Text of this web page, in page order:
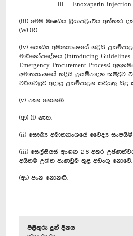
III. Enoxaparin injection 4000
(iii) මෙම ඖෂධය ලියාපදිංචිය අත්හැර
(WOR)
(iv) සෞඛ්‍ය අමාත්‍යාංශයේ හදිසි
මාර්ගෝපදේශය (Introducing Guidelines
Emergency Procurement Process)
අමාත්‍යාංශයේ හදිසි ප්‍රසම්පාදන
වර්ගවලට අදාළ ප්‍රසම්පාදන කටයුතු
(v) පැන නොනඟී.
(ආ) (i) නැත.
(ii) සෞඛ්‍ය අමාත්‍යාංශයේ වෛද්‍ය
(iii) සෙල්සියස් අංශක 2-8 අතර
අයිතම උක්ත ඇණවුම තුළ අඩංගු නොවේ.
(ඇ) පැන නොනඟී.
පිළිතුරු දුන් දිනය